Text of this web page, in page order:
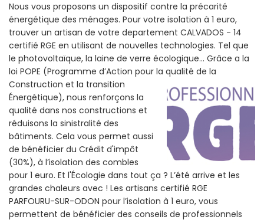
Nous vous proposons un dispositif contre la précarité
énergétique des ménages. Pour votre isolation à 1 euro,
trouver un artisan de votre departement CALVADOS - 14
certifié RGE en utilisant de nouvelles technologies. Tel que
le photovoltaïque, la laine de verre écologique... Grâce a la
loi POPE (Programme d’Action pour la qualité de la
Construction et la transition
Énergétique), nous renforçons la
qualité dans nos constructions et
réduisons la sinistralité des
bâtiments. Cela vous permet aussi
de bénéficier du Crédit d'impôt
(30%), à l’isolation des combles
pour 1 euro. Et l'Écologie dans tout ça ? L’été arrive et les
grandes chaleurs avec ! Les artisans certifié RGE
PARFOURU-SUR-ODON pour l’isolation à 1 euro, vous
permettent de bénéficier des conseils de professionnels